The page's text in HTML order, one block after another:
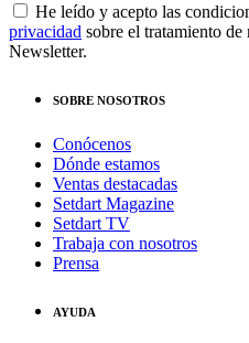
He leído y acepto las
privacidad sobre el tratamiento
Newsletter.
SOBRE NOSOTROS
Conócenos
Dónde estamos
Ventas destacadas
Setdart Magazine
Setdart TV
Trabaja con nosotros
Prensa
AYUDA